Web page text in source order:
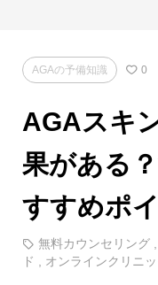
AGAの予備知識 0
AGAスキ
果がある
すすめポ
無料カウンセリング ,
ド
オンラインクリニッ